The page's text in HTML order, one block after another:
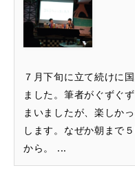
７月下旬に立て続けに
ました。筆者がぐずぐ
まいましたが、楽しか
します。なぜか朝まで
から。 ...